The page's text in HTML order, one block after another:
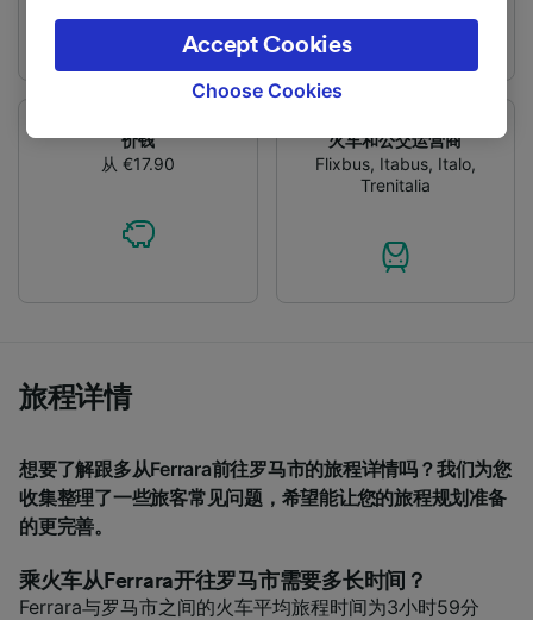
价钱
从 €17.90
火车和公交运营商
Flixbus, Itabus, Italo,
Trenitalia
旅程详情
想要了解跟多从Ferrara前往罗马市的旅程详情吗？我们为您
收集整理了一些旅客常见问题，希望能让您的旅程规划准备
的更完善。
乘火车从Ferrara开往罗马市需要多长时间？
Ferrara与罗马市之间的火车平均旅程时间为3小时59分
the privacy policy page. These choices will be
signaled to our partners and will not affect
browsing data. Your data will not be used for
track you.
We and our partners process data to provide:
Use precise geolocation data. Actively scan
device characteristics for identification. Store
and/or access information on a device.
advertising and content measurement,
List of Partners
Choose Cookies
Accept Cookies